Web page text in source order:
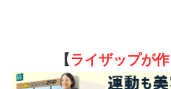
【ライザップが